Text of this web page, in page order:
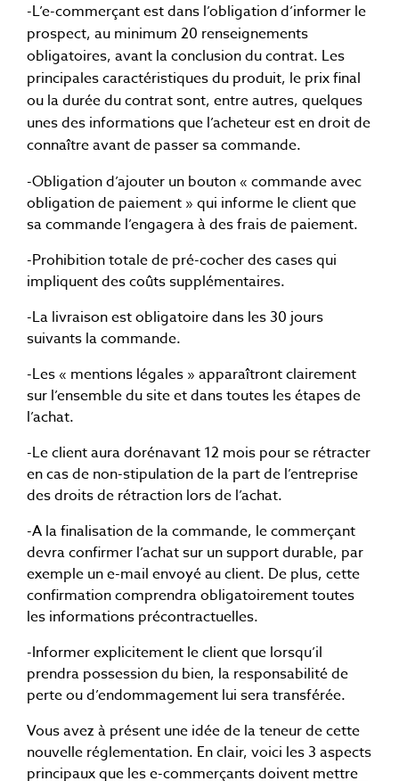
-L’e-commerçant est dans l’obligation d’informer le
prospect, au minimum 20 renseignements
obligatoires, avant la conclusion du contrat. Les
principales caractéristiques du produit, le prix final
ou la durée du contrat sont, entre autres, quelques
unes des informations que l’acheteur est en droit de
connaître avant de passer sa commande.
-Obligation d’ajouter un bouton « commande avec
obligation de paiement » qui informe le client que
sa commande l’engagera à des frais de paiement.
-Prohibition totale de pré-cocher des cases qui
impliquent des coûts supplémentaires.
-La livraison est obligatoire dans les 30 jours
suivants la commande.
-Les « mentions légales » apparaîtront clairement
sur l’ensemble du site et dans toutes les étapes de
l’achat.
-Le client aura dorénavant 12 mois pour se rétracter
en cas de non-stipulation de la part de l’entreprise
des droits de rétraction lors de l’achat.
-A la finalisation de la commande, le commerçant
devra confirmer l’achat sur un support durable, par
exemple un e-mail envoyé au client. De plus, cette
confirmation comprendra obligatoirement toutes
les informations précontractuelles.
-Informer explicitement le client que lorsqu’il
prendra possession du bien, la responsabilité de
perte ou d’endommagement lui sera transférée.
Vous avez à présent une idée de la teneur de cette
nouvelle réglementation. En clair, voici les 3 aspects
principaux que les e-commerçants doivent mettre